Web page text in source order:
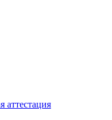
аттестация